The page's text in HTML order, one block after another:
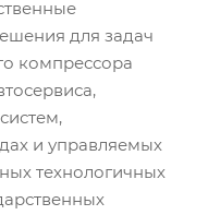
для задач
компрессора
и управляемых
технологичных